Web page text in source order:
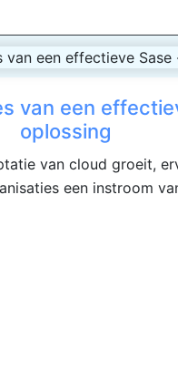
van een
oplossing
van cloud groeit,
een instroom